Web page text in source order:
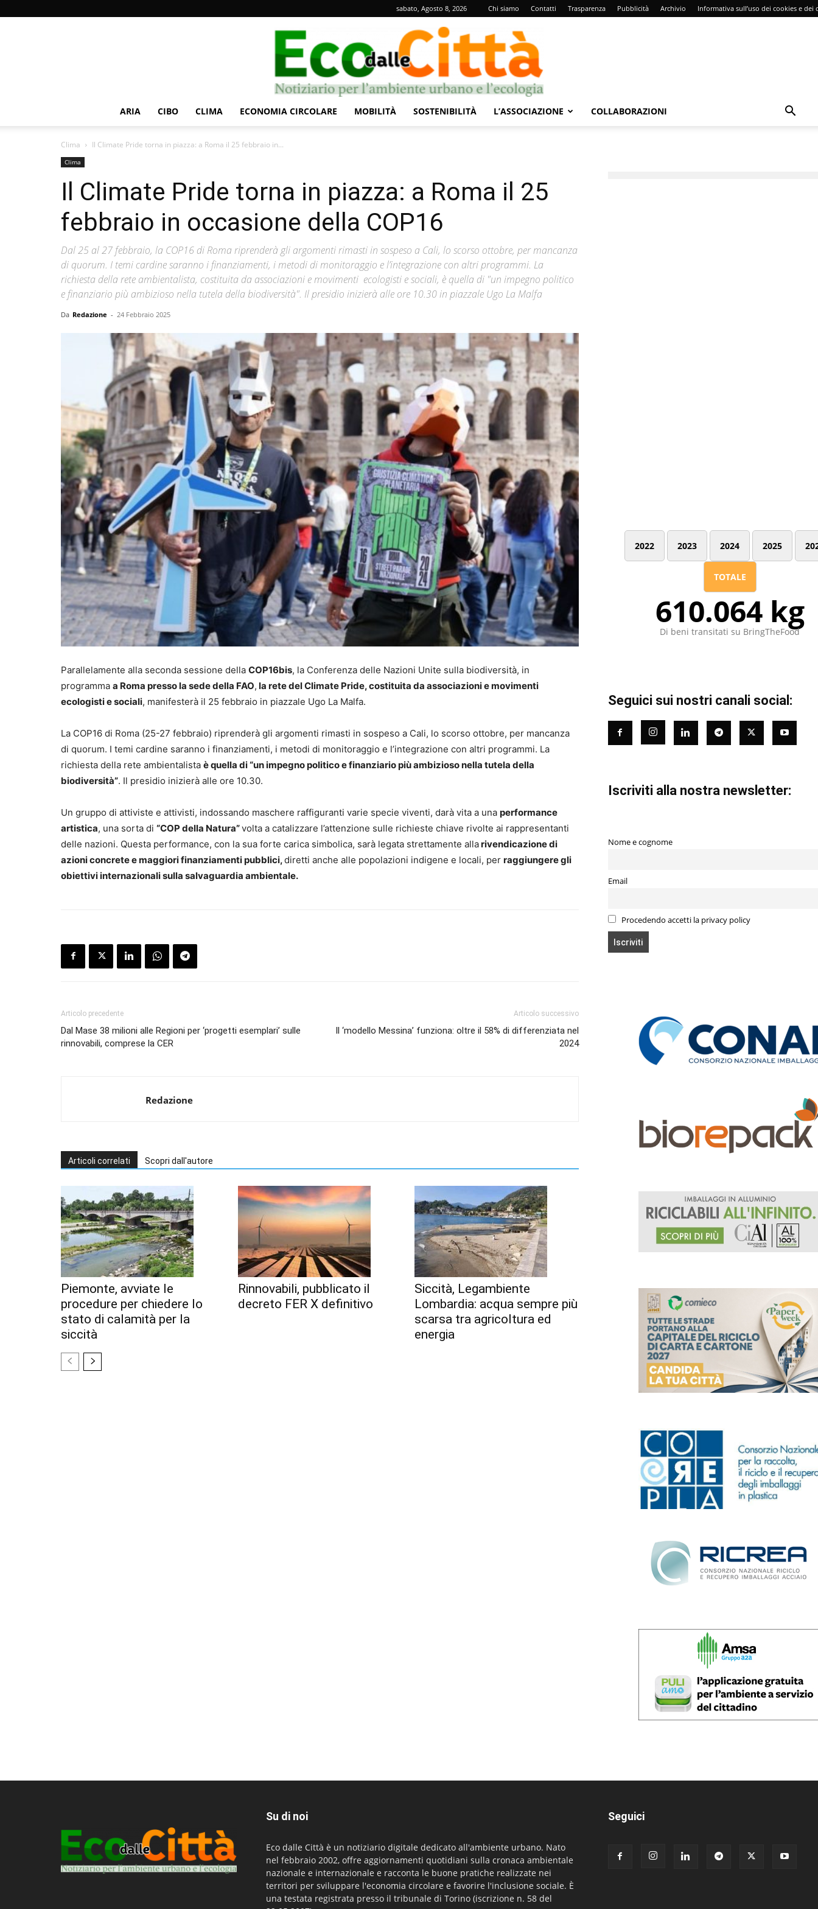
sabato, Agosto 8, 2026 Chi siamo Contatti Trasparenza Pubblicità Archivio Informativa sull’uso dei cookies e dei
dalle
Città
ARIA CIBO CLIMA ECONOMIA CIRCOLARE MOBILITÀ SOSTENIBILITÀ L’ASSOCIAZIONE COLLABORAZIONI
Clima Il Climate Pride torna in piazza: a Roma il 25 febbraio in...
Clima
Il Climate Pride torna in piazza: a Roma il 25
febbraio in occasione della COP16
Dal 25 al 27 febbraio, la COP16 di Roma riprenderà gli argomenti rimasti in sospeso a Cali, lo scorso ottobre, per mancanza
di quorum. I temi cardine saranno i finanziamenti, i metodi di monitoraggio e l’integrazione con altri programmi. La
richiesta della rete ambientalista, costituita da associazioni e movimenti ecologisti e sociali, è quella di "un impegno politico
e finanziario più ambizioso nella tutela della biodiversità". Il presidio inizierà alle ore 10.30 in piazzale Ugo La Malfa
Da Redazione - 24 Febbraio 2025
Parallelamente alla seconda sessione della COP16bis, la Conferenza delle Nazioni Unite sulla biodiversità, in
programma a Roma presso la sede della FAO, la rete del Climate Pride, costituita da associazioni e movimenti
ecologisti e sociali, manifesterà il 25 febbraio in piazzale Ugo La Malfa.
La COP16 di Roma (25-27 febbraio) riprenderà gli argomenti rimasti in sospeso a Cali, lo scorso ottobre, per mancanza
di quorum. I temi cardine saranno i finanziamenti, i metodi di monitoraggio e l’integrazione con altri programmi. La
richiesta della rete ambientalista è quella di “un impegno politico e finanziario più ambizioso nella tutela della
biodiversità”. Il presidio inizierà alle ore 10.30.
Un gruppo di attiviste e attivisti, indossando maschere raffiguranti varie specie viventi, darà vita a una performance
artistica, una sorta di “COP della Natura”volta a catalizzare l’attenzione sulle richieste chiave rivolte ai rappresentanti
delle nazioni. Questa performance, con la sua forte carica simbolica, sarà legata strettamente allarivendicazione di
azioni concrete e maggiori finanziamenti pubblici,diretti anche alle popolazioni indigene e locali, per raggiungere gli
obiettivi internazionali sulla salvaguardia ambientale.
Articolo precedente
Dal Mase 38 milioni alle Regioni per ‘progetti esemplari’ sulle
rinnovabili, comprese la CER
Articolo successivo
Il ‘modello Messina’ funziona: oltre il 58% di differenziata nel
2024
Redazione
Articoli correlati Scopri dall'autore
Piemonte, avviate le
procedure per chiedere lo
stato di calamità per la
siccità
Rinnovabili, pubblicato il
decreto FER X definitivo
Siccità, Legambiente
Lombardia: acqua sempre più
scarsa tra agricoltura ed
energia
2022 2023 2024 2025
TOTALE
610.064 kg
Di beni transitati su BringTheFood
Seguici sui nostri canali social:
Iscriviti alla nostra newsletter:
Nome e cognome
Email
Procedendo accetti la privacy policy
Su di noi
Eco dalle Città è un notiziario digitale dedicato all'ambiente urbano. Nato
nel febbraio 2002, offre aggiornamenti quotidiani sulla cronaca ambientale
nazionale e internazionale e racconta le buone pratiche realizzate nei
territori per sviluppare l'economia circolare e favorire l'inclusione sociale. È
una testata registrata presso il tribunale di Torino (iscrizione n. 58 del
Seguici